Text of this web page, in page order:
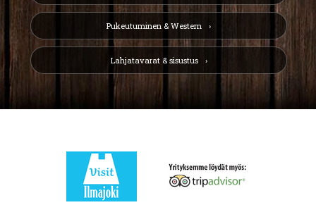
Pukeutuminen & Western
Lahjatavarat & sisustus